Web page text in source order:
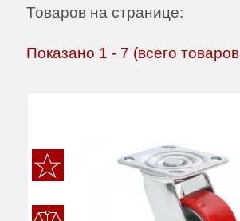
Товаров на странице:
Показано 1 - 7 (всего товаров